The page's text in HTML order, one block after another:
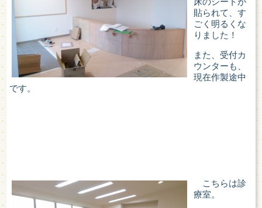
貼られて、す
ごく明るくな
りました！
また、受付カ
ウンターも、
現在作製途中
です。
こちらは診
療室。